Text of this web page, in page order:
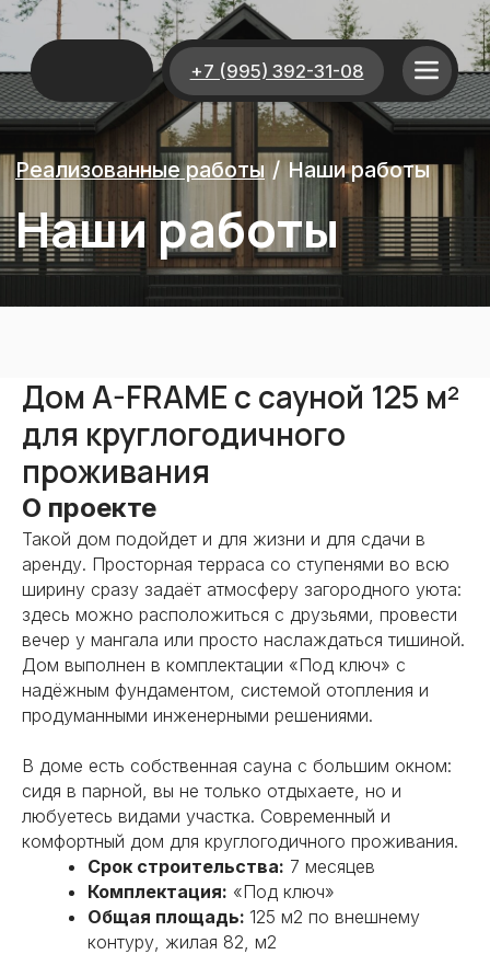
+7 (995) 392-31-08
Наши работы
Наши работы
/
Реализованные работы
Дом A-FRAME с сауной 125 м²
для круглогодичного
проживания
О проекте
Такой дом подойдет и для жизни и для сдачи в
аренду. Просторная терраса со ступенями во всю
ширину сразу задаёт атмосферу загородного уюта:
здесь можно расположиться с друзьями, провести
вечер у мангала или просто наслаждаться тишиной.
Дом выполнен в комплектации «Под ключ» с
надёжным фундаментом, системой отопления и
продуманными инженерными решениями.
В доме есть собственная сауна с большим окном:
сидя в парной, вы не только отдыхаете, но и
любуетесь видами участка. Современный и
комфортный дом для круглогодичного проживания.
Срок строительства: 7 месяцев
Комплектация: «Под ключ»
Общая площадь: 125 м2 по внешнему
контуру, жилая 82, м2